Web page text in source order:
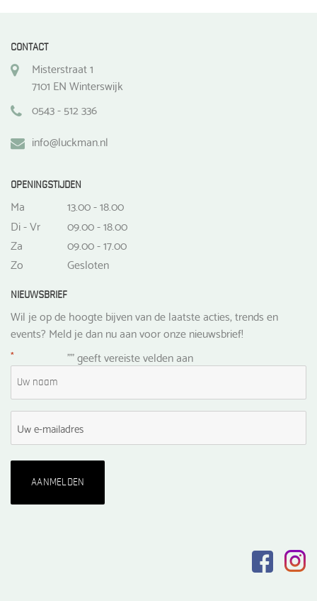
CONTACT
Misterstraat 1
7101 EN Winterswijk
0543 - 512 336
info@luckman.nl
OPENINGSTIJDEN
Ma
13.00 - 18.00
Di - Vr
09.00 - 18.00
Za
09.00 - 17.00
Zo
Gesloten
NIEUWSBRIEF
Wil je op de hoogte bijven van de laatste acties, trends en
events? Meld je dan nu aan voor onze nieuwsbrief!
"
* " geeft vereiste velden aan